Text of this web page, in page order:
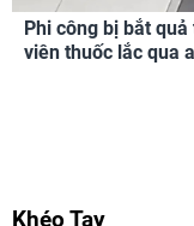
Phi công bị bắt
viên thuốc lắc qua
Khéo Tay